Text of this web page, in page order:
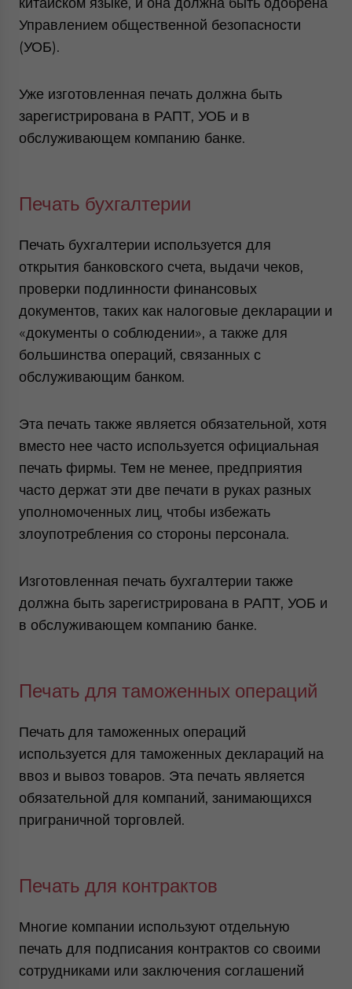
Управлением общественной безопасности
(УОБ).
Уже изготовленная печать должна быть
зарегистрирована в РАПТ, УОБ и в
обслуживающем компанию банке.
Печать бухгалтерии
Печать бухгалтерии используется для
открытия банковского счета, выдачи чеков,
проверки подлинности финансовых
документов, таких как налоговые декларации и
«документы о соблюдении», а также для
большинства операций, связанных с
обслуживающим банком.
Эта печать также является обязательной, хотя
вместо нее часто используется официальная
печать фирмы. Тем не менее, предприятия
часто держат эти две печати в руках разных
уполномоченных лиц, чтобы избежать
злоупотребления со стороны персонала.
Изготовленная печать бухгалтерии также
должна быть зарегистрирована в РАПТ, УОБ и
в обслуживающем компанию банке.
Печать для таможенных операций
Печать для таможенных операций
используется для таможенных деклараций на
ввоз и вывоз товаров. Эта печать является
обязательной для компаний, занимающихся
приграничной торговлей.
Печать для контрактов
Многие компании используют отдельную
печать для подписания контрактов со своими
сотрудниками или заключения соглашений